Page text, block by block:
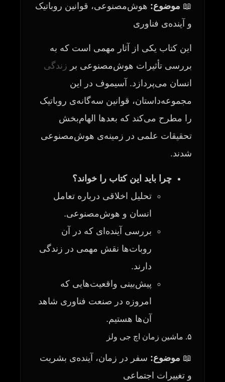
📖 موضوع: هوش‌مصنوعی، قوانین روباتیک
و آینده‌ی فناوری
این کتاب یکی از آثار مهمی است که به
بررسی تأثیرات هوش‌مصنوعی بر زندگی
انسان می‌پردازد. آسیموف در این
مجموعه‌داستان، قوانین سه‌گانه‌ی روباتیک
را مطرح می‌کند که بعدها الهام‌بخش
تحقیقات علمی در زمینه‌ی هوش‌مصنوعی
شدند.
چرا باید این کتاب را خواند؟
تحلیل اخلاقی درباره تعامل
انسان و هوش‌مصنوعی.
بررسی آینده‌ای که در آن
روبات‌ها نقش مهمی در زندگی
دارند.
پیش‌بینی واقعیت‌هایی که
امروزه در صنعت فناوری شاهد
آن‌ها هستیم.
۵. ماشین زمان اچ جی ولز
📖 موضوع: سفر در زمان، آینده‌ی بشریت
و تغییرات اجتماعی